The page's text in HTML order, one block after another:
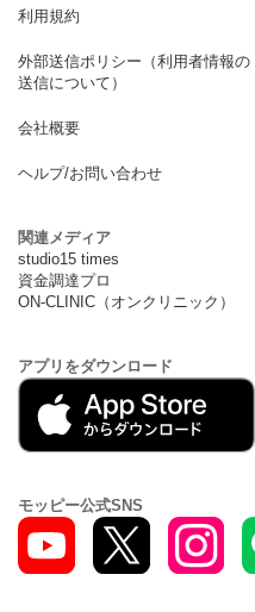
利用規約
外部送信ポリシー（利用者情報の
送信について）
会社概要
ヘルプ/お問い合わせ
関連メディア
studio15 times
資金調達プロ
ON-CLINIC（オンクリニック）
アプリをダウンロード
モッピー公式SNS